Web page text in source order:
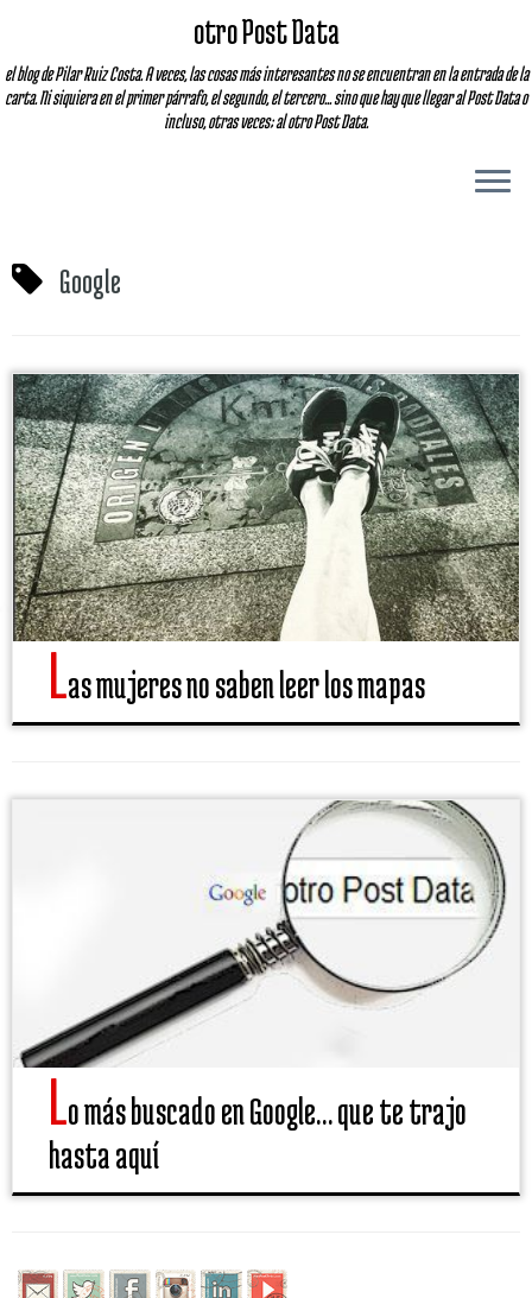
otro Post Data
el blog de Pilar Ruiz Costa. A veces, las cosas más interesantes no se encuentran en la entrada de la
carta. Ni siquiera en el primer párrafo, el segundo, el tercero... sino que hay que llegar al Post Data o
incluso, otras veces; al otro Post Data.
Google
Las mujeres no saben leer los mapas
lo más buscado en Google… que te trajo
hasta aquí